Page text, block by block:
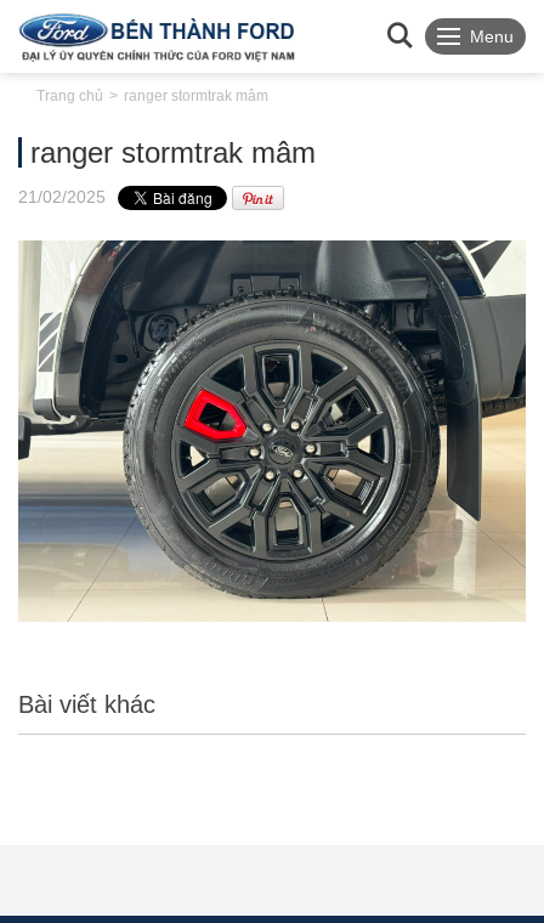
Menu
Trang chủ ranger stormtrak mâm
ranger stormtrak mâm
21/02/2025
Bài viết khác